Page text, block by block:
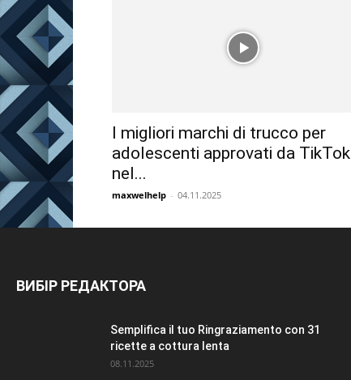
I migliori marchi di trucco per
adolescenti approvati da TikTok
nel...
maxwelhelp - 04.11.2025
ВИБІР РЕДАКТОРА
Semplifica il tuo Ringraziamento con 31
ricette a cottura lenta
08.11.2025